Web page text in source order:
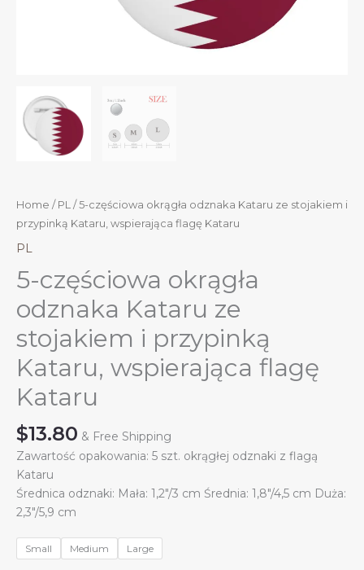
Home / PL / 5-częściowa okrągła odznaka Kataru ze stojakiem i
przypinką Kataru, wspierająca flagę Kataru
PL
5-częściowa okrągła
odznaka Kataru ze
stojakiem i przypinką
Kataru, wspierająca flagę
Kataru
$13.80 & Free Shipping
Zawartość opakowania: 5 szt. okrągłej odznaki z flagą
Kataru
Średnica odznaki: Mała: 1,2″/3 cm Średnia: 1,8″/4,5 cm Duża:
2,3″/5,9 cm
Small Medium Large